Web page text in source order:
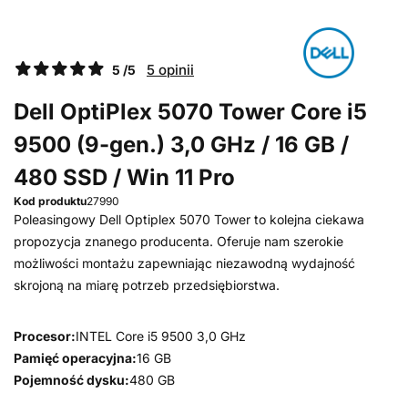
5 /5 5 opinii
Dell OptiPlex 5070 Tower Core i5
9500 (9-gen.) 3,0 GHz / 16 GB /
480 SSD / Win 11 Pro
Kod produktu27990
Poleasingowy Dell Optiplex 5070 Tower to kolejna ciekawa
propozycja znanego producenta. Oferuje nam szerokie
możliwości montażu zapewniając niezawodną wydajność
skrojoną na miarę potrzeb przedsiębiorstwa.
Procesor:INTEL Core i5 9500 3,0 GHz
Pamięć operacyjna:16 GB
Pojemność dysku:480 GB